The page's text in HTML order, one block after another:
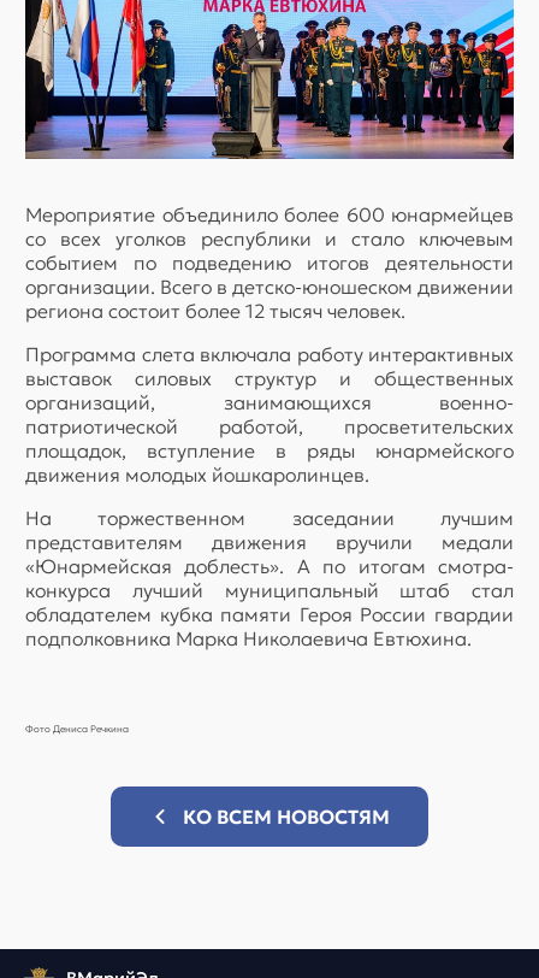
Мероприятие объединило более 600 юнармейцев
со всех уголков республики и стало ключевым
событием по подведению итогов деятельности
организации. Всего в детско-юношеском движении
региона состоит более 12 тысяч человек.
Программа слета включала работу интерактивных
выставок силовых структур и общественных
организаций, занимающихся военно-
патриотической работой, просветительских
площадок, вступление в ряды юнармейского
движения молодых йошкаролинцев.
На торжественном заседании лучшим
представителям движения вручили медали
«Юнармейская доблесть». А по итогам смотра-
конкурса лучший муниципальный штаб стал
обладателем кубка памяти Героя России гвардии
подполковника Марка Николаевича Евтюхина.
Фото Дениса Речкина
КО ВСЕМ НОВОСТЯМ